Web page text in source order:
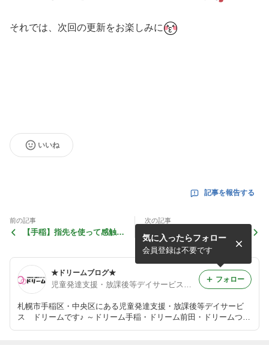
それでは、次回の更新をお楽しみに
いいね
記事を報告する
前の記事
【手稲】指先を使って感触遊
次の記事
【中央】新しい仲間♡
★ドリームブログ★
児童発達支援・放課後等デイサービス ドリーム
札幌市手稲区・中央区にある児童発達支援・放課後等デイサービ
ス ドリームです♪ ～ドリーム手稲・ドリーム前田・ドリームつば
気に入ったらフォロー
会員登録は不要です
フォロー